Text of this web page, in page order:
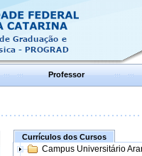
Professor
Currículos dos Cursos
Campus Universitário